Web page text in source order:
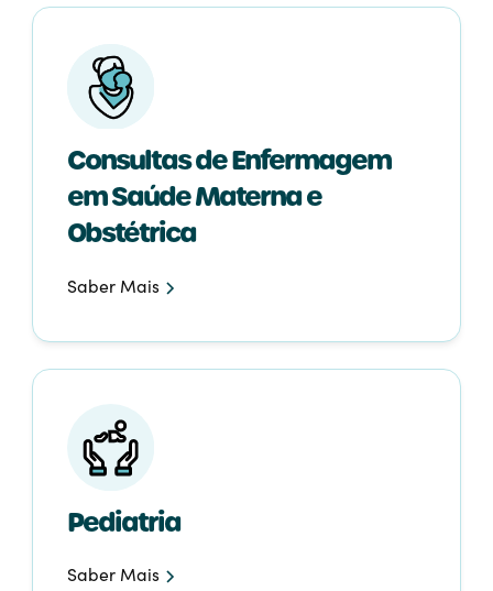
Consultas de Enfermagem
em Saúde Materna e
Obstétrica
Saber Mais
Pediatria
Saber Mais